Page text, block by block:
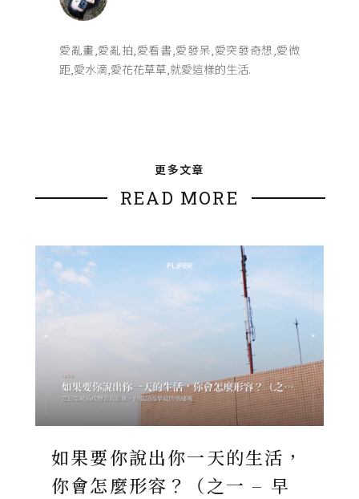
愛亂畫,愛亂拍,愛看書,愛發呆,愛突發奇想,愛微
距,愛水滴,愛花花草草,就愛這樣的生活.
更多文章
READ MORE
如果要你說出你一天的生活，
你會怎麼形容？（之一 – 早